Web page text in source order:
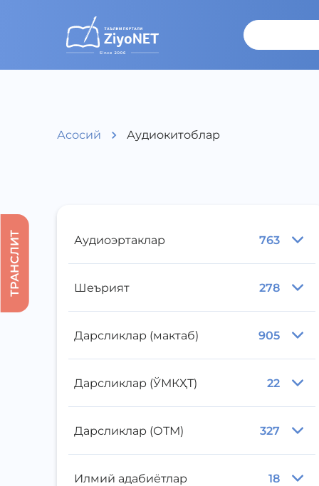
Асосий Аудиокитоблар
Аудиоэртаклар 763
Шеърият 278
Дарсликлар (мактаб) 905
Дарсликлар (ЎМКҲТ) 22
Дарсликлар (ОТМ) 327
Илмий адабиётлар 18
ТРАНСЛИТ